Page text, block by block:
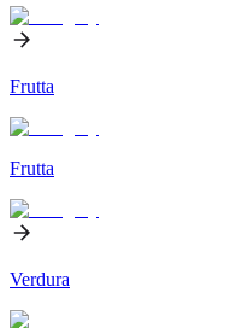
Frutta
Frutta
Verdura